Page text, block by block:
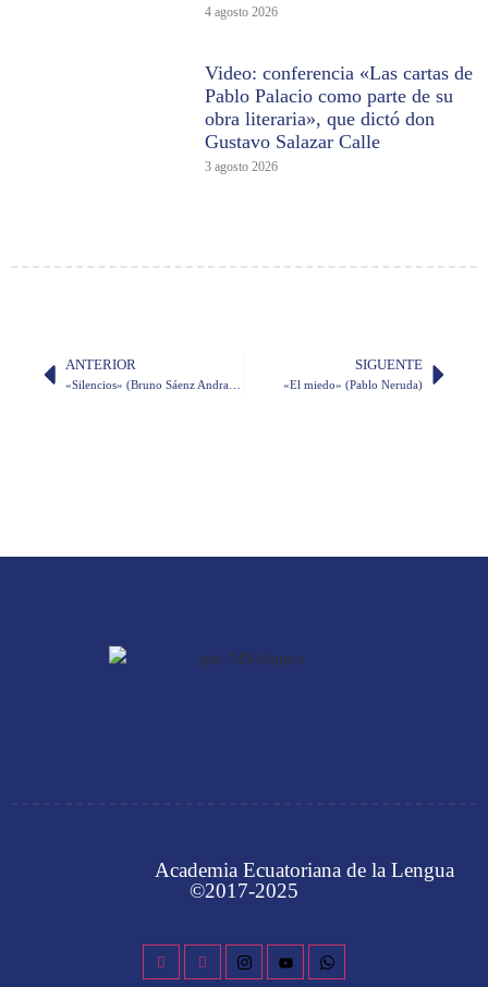
4 agosto 2026
Video: conferencia «Las cartas de
Pablo Palacio como parte de su
obra literaria», que dictó don
Gustavo Salazar Calle
3 agosto 2026
ANTERIOR SIGUENTE
«El miedo» (Pablo Neruda)
Academia Ecuatoriana de la Lengua
©2017-2025